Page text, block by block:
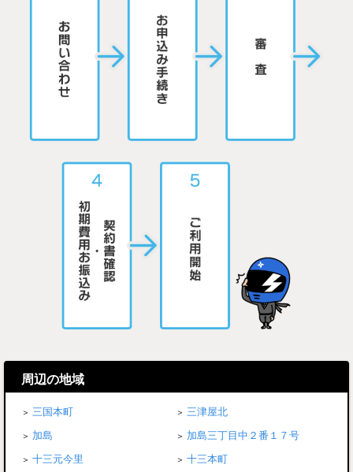
周辺の地域
三国本町
三津屋北
加島
加島三丁目中２番１７号
十三元今里
十三本町